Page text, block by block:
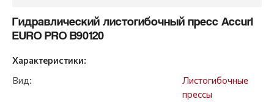
Гидравлический листогибочный пресс Accurl
EURO PRO B90120
Характеристики:
Вид:
Листогибочные
прессы